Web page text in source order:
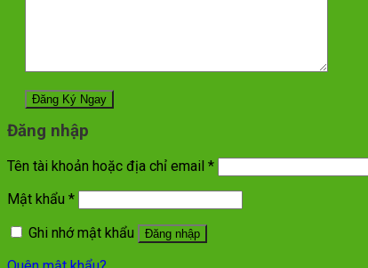
Đăng nhập
Tên tài khoản hoặc địa chỉ email *
Mật khẩu *
Ghi nhớ mật khẩu
Đăng nhập